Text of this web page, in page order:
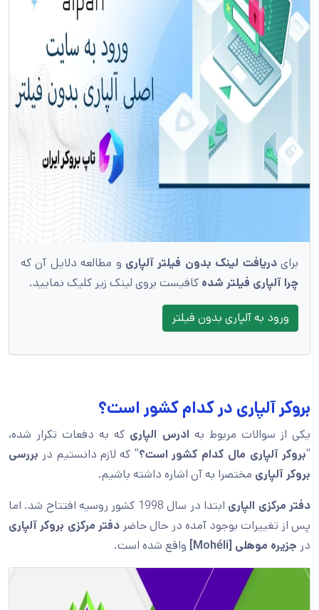
برایدریافت لینک بدون فیلتر آلپاری و مطالعه دلایل آن که
چرا آلپاری فیلتر شده کافیست بروی لینک زیر کلیک نمایید.
ورود به آلپاری بدون فیلتر
بروکر آلپاری در کدام کشور است؟
یکی از سوالات مربوط به ادرس الپاری که به دفعات تکرار شده،
“بروکر آلپاری مال کدام کشور است؟” که لازم دانستیم در بررسی
بروکر آلپاری مختصرا به آن اشاره داشته باشیم.
دفتر مرکزی الپاری
ابتدا در سال 1998 کشور روسیه افتتاح شد. اما
پس از تغییرات بوجود آمده در حال حاضردفتر مرکزی بروکر آلپاری
در جزیره موهلی [Mohéli] واقع شده است.